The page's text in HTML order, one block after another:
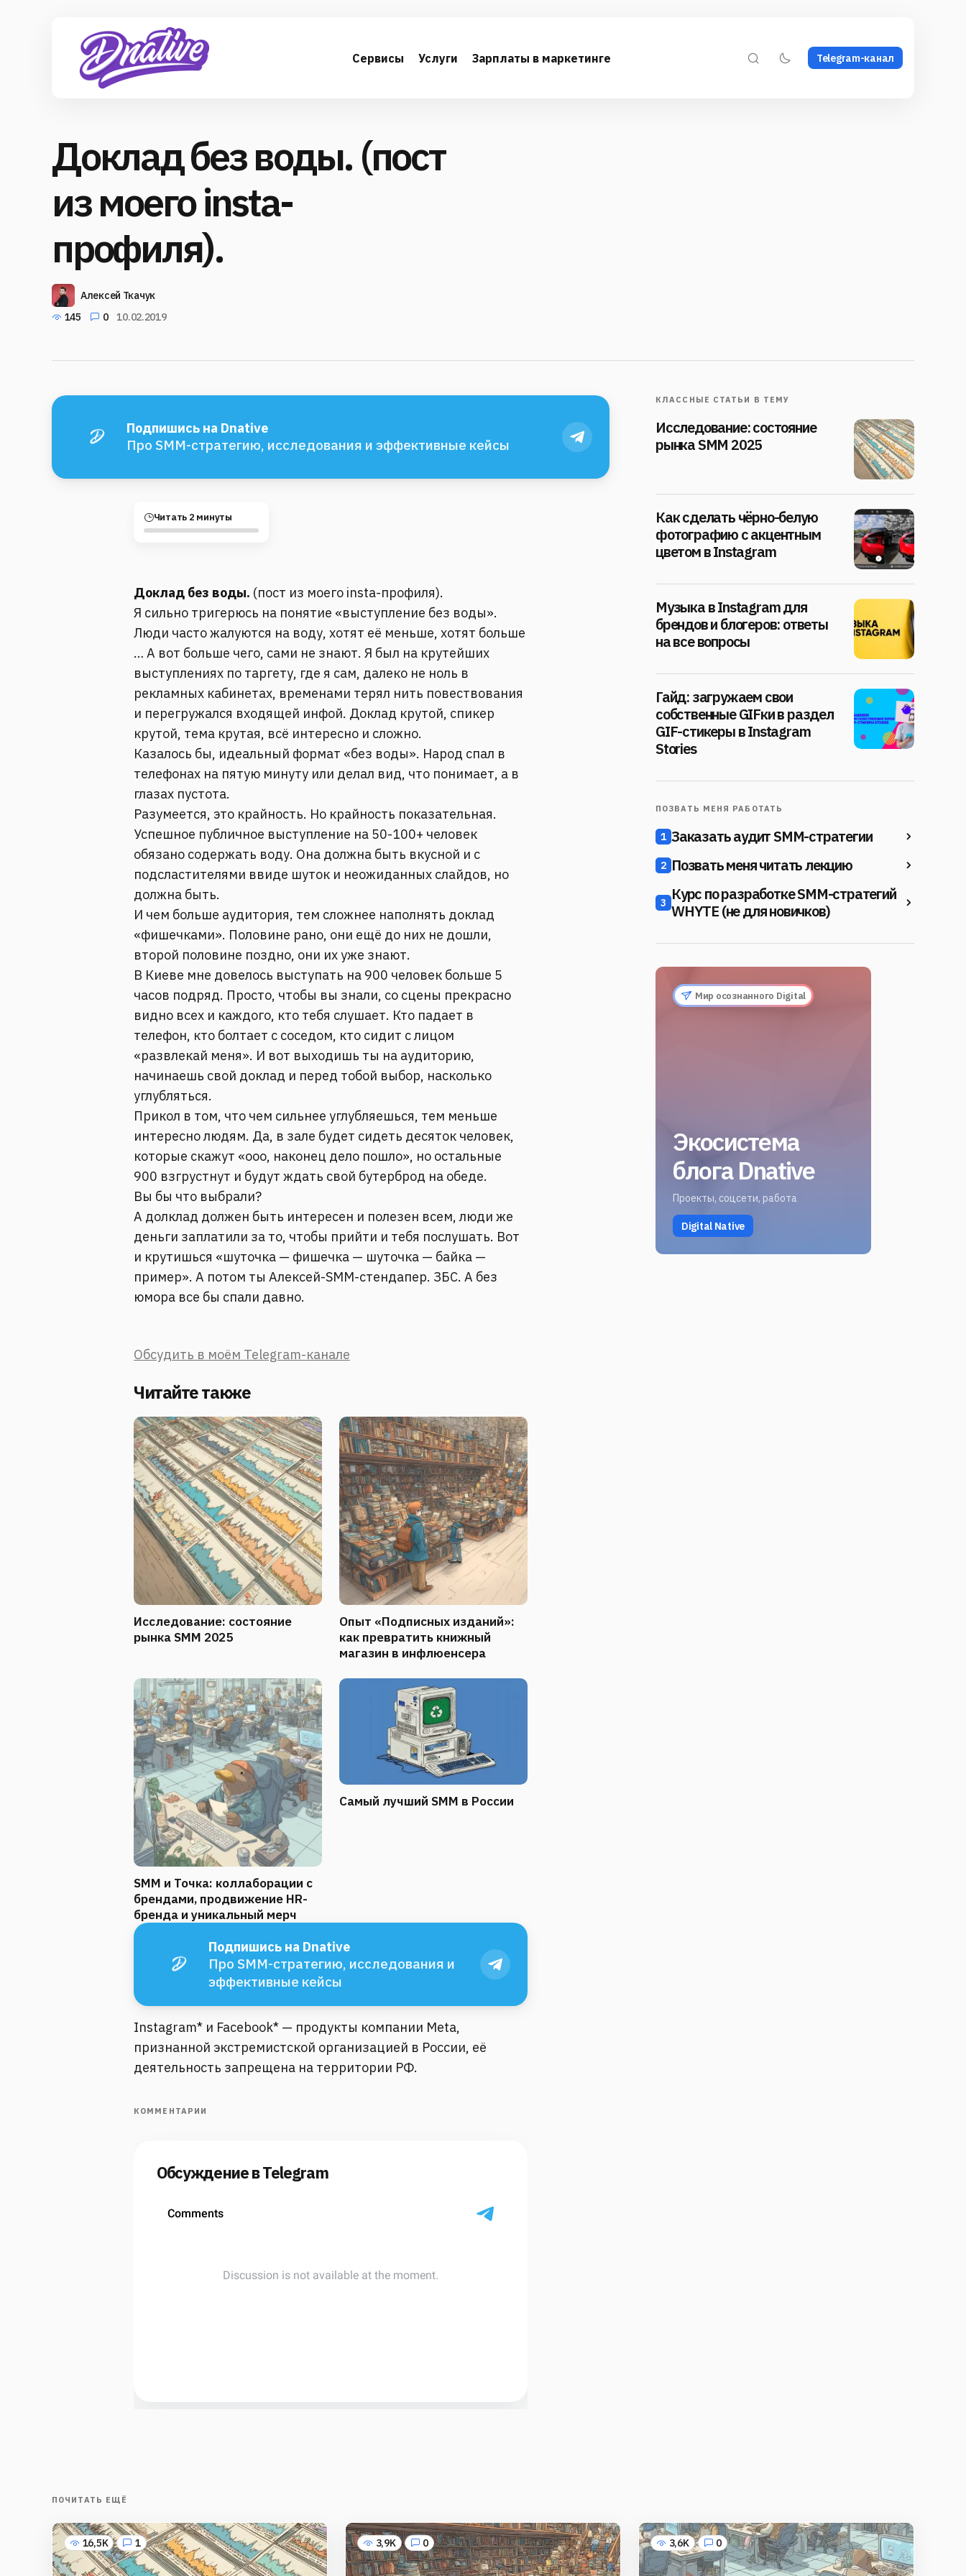
Сервисы Услуги Зарплаты в маркетинге Telegram-канал
Доклад без воды. (пост
из моего insta-
профиля).
Алексей Ткачук
145
0 10.02.2019
Подпишись на Dnative
Про SMM-стратегию, исследования и эффективные кейсы
Читать 2 минуты
Доклад без воды. (пост из моего insta-профиля).
Я сильно тригерюсь на понятие «выступление без воды».
Люди часто жалуются на воду, хотят её меньше, хотят больше
… А вот больше чего, сами не знают. Я был на крутейших
выступлениях по таргету, где я сам, далеко не ноль в
рекламных кабинетах, временами терял нить повествования
и перегружался входящей инфой. Доклад крутой, спикер
крутой, тема крутая, всё интересно и сложно.
Казалось бы, идеальный формат «без воды». Народ спал в
телефонах на пятую минуту или делал вид, что понимает, а в
глазах пустота.
Разумеется, это крайность. Но крайность показательная.
Успешное публичное выступление на 50-100+ человек
обязано содержать воду. Она должна быть вкусной и с
подсластителями ввиде шуток и неожиданных слайдов, но
должна быть.
И чем больше аудитория, тем сложнее наполнять доклад
«фишечками». Половине рано, они ещё до них не дошли,
второй половине поздно, они их уже знают.
В Киеве мне довелось выступать на 900 человек больше 5
часов подряд. Просто, чтобы вы знали, со сцены прекрасно
видно всех и каждого, кто тебя слушает. Кто падает в
телефон, кто болтает с соседом, кто сидит с лицом
«развлекай меня». И вот выходишь ты на аудиторию,
начинаешь свой доклад и перед тобой выбор, насколько
углубляться.
Прикол в том, что чем сильнее углубляешься, тем меньше
интересно людям. Да, в зале будет сидеть десяток человек,
которые скажут «ооо, наконец дело пошло», но остальные
900 взгрустнут и будут ждать свой бутерброд на обеде.
Вы бы что выбрали?
А долклад должен быть интересен и полезен всем, люди же
деньги заплатили за то, чтобы прийти и тебя послушать. Вот
и крутишься «шуточка — фишечка — шуточка — байка —
пример». А потом ты Алексей-SMM-стендапер. ЗБС. А без
юмора все бы спали давно.
Обсудить в моём Telegram-канале
Читайте также
Исследование: состояние
рынка SMM 2025
Опыт «Подписных изданий»:
как превратить книжный
магазин в инфлюенсера
SMM и Точка: коллаборации с
брендами, продвижение HR-
бренда и уникальный мерч
Самый лучший SMM в России
Подпишись на Dnative
Про SMM-стратегию, исследования и
эффективные кейсы
Instagram* и Facebook* — продукты компании Meta,
признанной экстремистской организацией в России, её
деятельность запрещена на территории РФ.
КОММЕНТАРИИ
Обсуждение в Telegram
КЛАССНЫЕ СТАТЬИ В ТЕМУ
Исследование: состояние
рынка SMM 2025
Как сделать чёрно-белую
фотографию с акцентным
цветом в Instagram
Музыка в Instagram для
брендов и блогеров: ответы
на все вопросы
Гайд: загружаем свои
собственные GIFки в раздел
GIF-стикеры в Instagram
Stories
ПОЗВАТЬ МЕНЯ РАБОТАТЬ
1 Заказать аудит SMM-стратегии
2 Позвать меня читать лекцию
3 Курс по разработке SMM-стратегий
WHYTE (не для новичков)
Мир осознанного Digital
Экосистема
блога Dnative
Проекты, соцсети, работа
Digital Native
ПОЧИТАТЬ ЕЩЁ
16,5K 1 3,9K 0 3,6K 0